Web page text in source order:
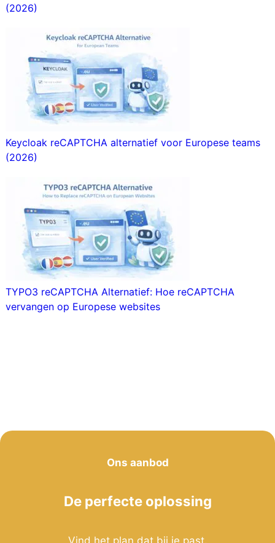
(2026)
Keycloak reCAPTCHA alternatief voor Europese teams
(2026)
TYPO3 reCAPTCHA Alternatief: Hoe reCAPTCHA
vervangen op Europese websites
Ons aanbod
De perfecte oplossing
Vind het plan dat bij je past.